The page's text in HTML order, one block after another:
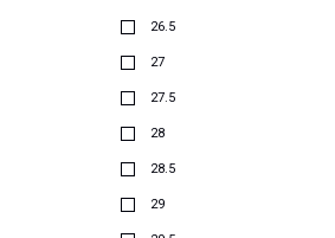
26.5
27
27.5
28
28.5
29
THE DUFFER OF ST.GEORGE
別注限定 ピグメントダイ バックプリント サーフ